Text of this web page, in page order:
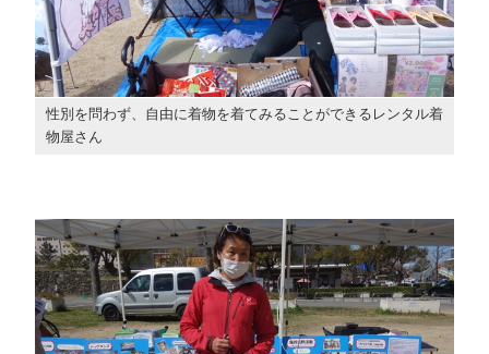
性別を問わず、自由に着物を着てみることができるレンタル着
物屋さん